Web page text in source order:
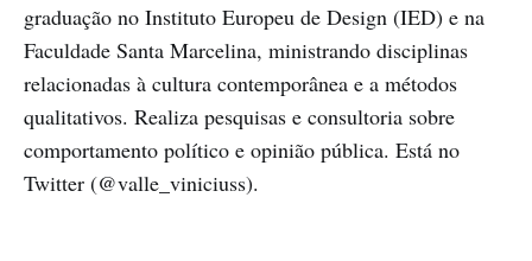
graduação no Instituto Europeu de Design (IED) e na
Faculdade Santa Marcelina, ministrando disciplinas
relacionadas à cultura contemporânea e a métodos
qualitativos. Realiza pesquisas e consultoria sobre
comportamento político e opinião pública. Está no
Twitter (@valle_viniciuss).